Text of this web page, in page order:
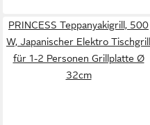
PRINCESS Teppanyakigrill, 500
W, Japanischer Elektro Tischgrill
für 1-2 Personen Grillplatte Ø
32cm